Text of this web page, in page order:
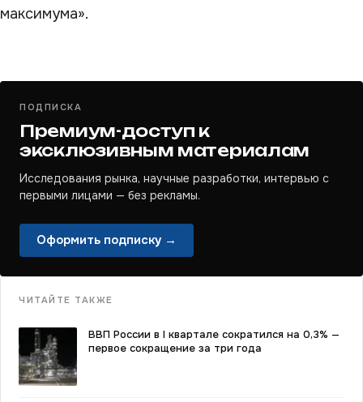
максимума».
ПОДПИСКА
Премиум-доступ к
эксклюзивным материалам
Исследования рынка, научные разработки, интервью с
первыми лицами — без рекламы.
Оформить подписку →
ЧИТАЙТЕ ТАКЖЕ
ВВП России в I квартале сократился на 0,3% —
первое сокращение за три года